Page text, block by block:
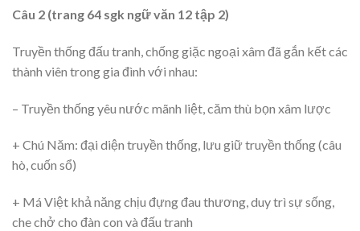
Câu 2 (trang 64 sgk ngữ văn 12 tập 2)
Truyền thống đấu tranh, chống giặc ngoại xâm đã gắn kết các
thành viên trong gia đình với nhau:
– Truyền thống yêu nước mãnh liệt, căm thù bọn xâm lược
+ Chú Năm: đại diện truyền thống, lưu giữ truyền thống (câu
hò, cuốn sổ)
+ Má Việt khả năng chịu đựng đau thương, duy trì sự sống,
che chở cho đàn con và đấu tranh